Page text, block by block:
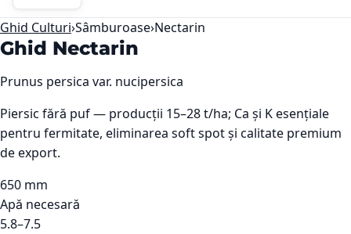
Ghid Culturi›Sâmburoase›Nectarin
Ghid Nectarin
Prunus persica var. nucipersica
Piersic fără puf — producții 15–28 t/ha; Ca și K esențiale
pentru fermitate, eliminarea soft spot și calitate premium
de export.
650 mm
Apă necesară
5.8–7.5